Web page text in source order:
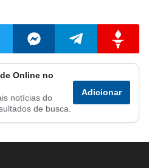
Compartilhar
no
Messenger
Compartilhar
no
Telegram
no
Gettr
Online no
notícias do
de busca.
Adicionar